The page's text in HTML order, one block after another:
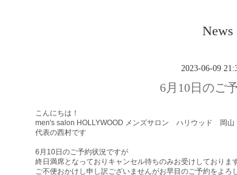
News
2023-06-09
6月10日のご
こんにちは！
men's salon HOLLYWOOD メンズサロン ハリウッド 岡山
代表の西村です
6月10日 のご予約状況ですが
終日満席となっておりキャンセル待ちのみお受けしております
ご不便おかけし申し訳ございませんがお早目のご予約をよろ